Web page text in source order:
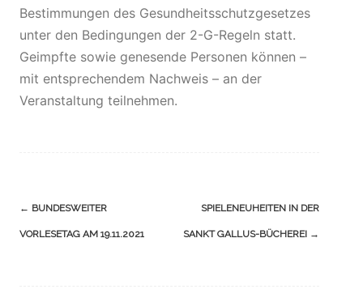
Bestimmungen des Gesundheitsschutzgesetzes
unter den Bedingungen der 2-G-Regeln statt.
Geimpfte sowie genesende Personen können –
mit entsprechendem Nachweis – an der
Veranstaltung teilnehmen.
Navigation
(Beiträge)
← BUNDESWEITER
VORLESETAG AM 19.11.2021
SPIELENEUHEITEN IN DER
SANKT GALLUS-BÜCHEREI →